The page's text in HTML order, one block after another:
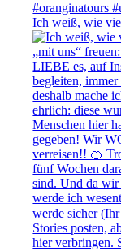
Ich weiß, wie